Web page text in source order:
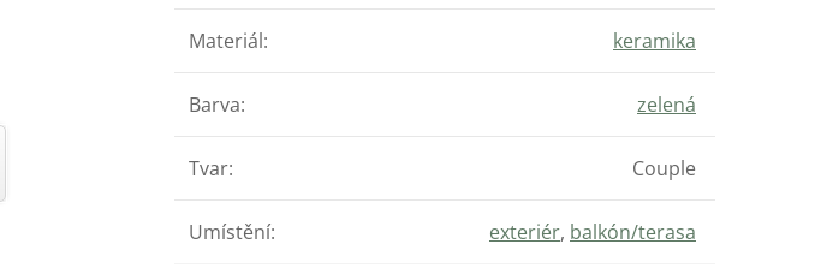
Materiál: keramika
Barva: zelená
Tvar: Couple
Umístění: exteriér, balkón/terasa